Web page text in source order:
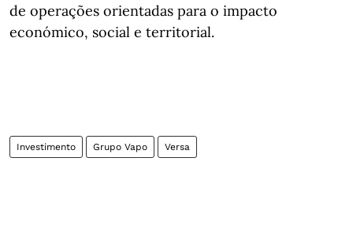
de operações orientadas para o impacto
económico, social e territorial.
Investimento Grupo Vapo Versa